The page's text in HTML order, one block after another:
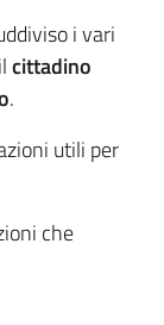
i vari
cittadino
.
utili per
che